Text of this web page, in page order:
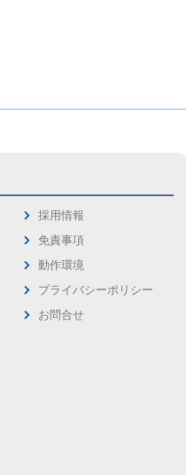
採用情報
免責事項
動作環境
プライバシーポリシー
お問合せ